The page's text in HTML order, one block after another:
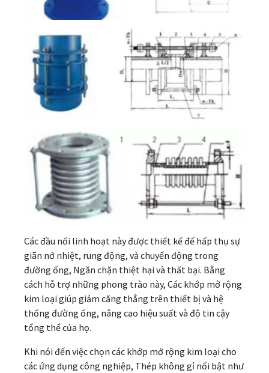
Các đầu nối linh hoạt này được thiết kế để hấp thụ sự
giãn nở nhiệt, rung động, và chuyển động trong
đường ống, Ngăn chặn thiệt hại và thất bại. Bằng
cách hỗ trợ những phong trào này, Các khớp mở rộng
kim loại giúp giảm căng thẳng trên thiết bị và hệ
thống đường ống, nâng cao hiệu suất và độ tin cậy
tổng thể của họ.
Khi nói đến việc chọn các khớp mở rộng kim loại cho
các ứng dụng công nghiệp, Thép không gỉ nổi bật như